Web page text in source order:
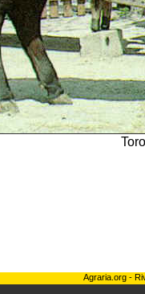
Agraria.org -